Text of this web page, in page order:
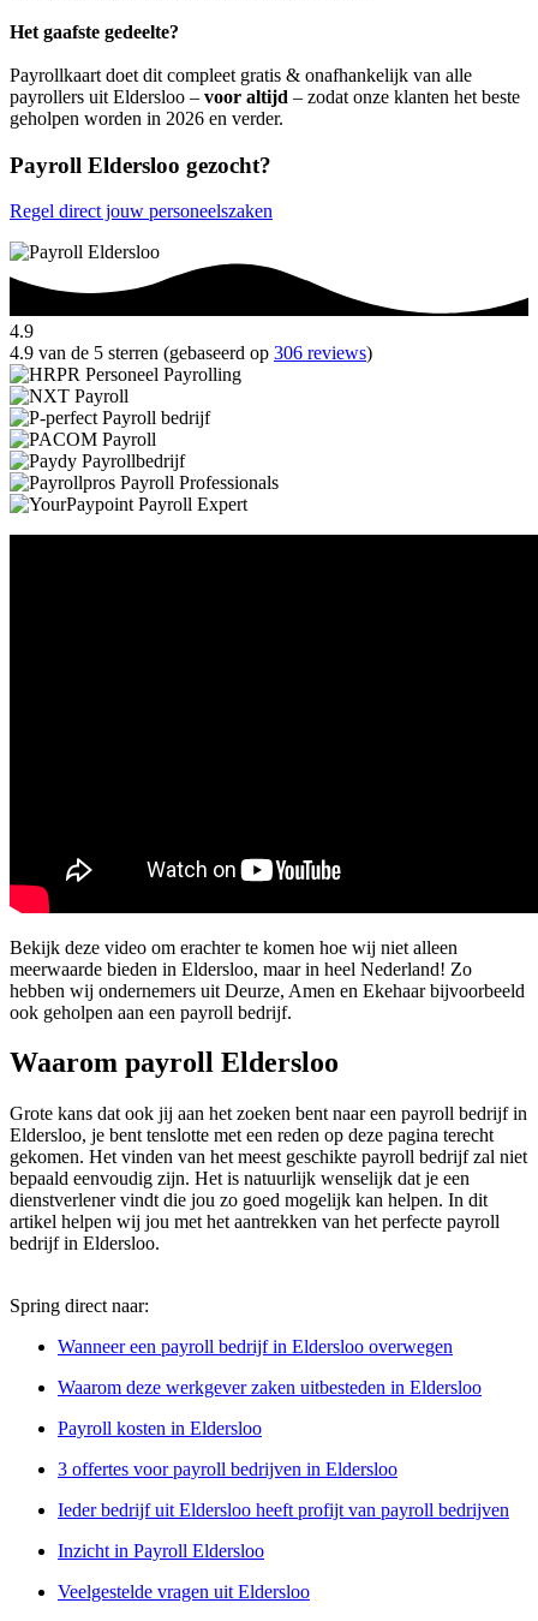
Het gaafste gedeelte?
Payrollkaart doet dit compleet gratis & onafhankelijk van alle
payrollers uit Eldersloo – voor altijd – zodat onze klanten het beste
geholpen worden in 2026 en verder.
Payroll Eldersloo gezocht?
Regel direct jouw personeelszaken
4.9
4.9 van de 5 sterren (gebaseerd op 306 reviews)
Bekijk deze video om erachter te komen hoe wij niet alleen
meerwaarde bieden in Eldersloo, maar in heel Nederland! Zo
hebben wij ondernemers uit Deurze, Amen en Ekehaar bijvoorbeeld
ook geholpen aan een payroll bedrijf.
Waarom payroll Eldersloo
Grote kans dat ook jij aan het zoeken bent naar een payroll bedrijf in
Eldersloo, je bent tenslotte met een reden op deze pagina terecht
gekomen. Het vinden van het meest geschikte payroll bedrijf zal niet
bepaald eenvoudig zijn. Het is natuurlijk wenselijk dat je een
dienstverlener vindt die jou zo goed mogelijk kan helpen. In dit
artikel helpen wij jou met het aantrekken van het perfecte payroll
bedrijf in Eldersloo.
Spring direct naar:
Wanneer een payroll bedrijf in Eldersloo overwegen
Waarom deze werkgever zaken uitbesteden in Eldersloo
Payroll kosten in Eldersloo
3 offertes voor payroll bedrijven in Eldersloo
Ieder bedrijf uit Eldersloo heeft profijt van payroll bedrijven
Inzicht in Payroll Eldersloo
Veelgestelde vragen uit Eldersloo